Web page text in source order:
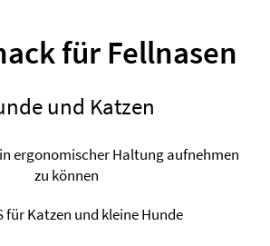
für Fellnasen
und Katzen
ergonomischer Haltung aufnehmen
zu können
für Katzen und kleine Hunde